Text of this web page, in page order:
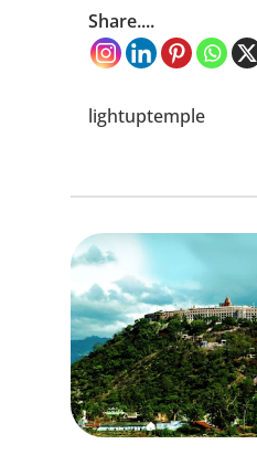
Share....
lightuptemple